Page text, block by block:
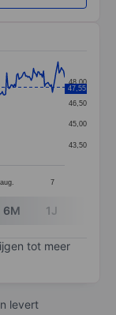
Data
aug. 7
43,50
45,00
46,50
48,00
47,55
6M 1J
tot meer
levert